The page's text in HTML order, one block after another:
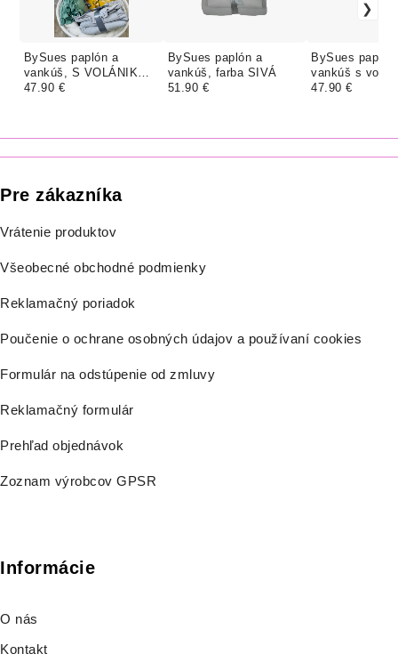
BySues paplón a
vankúš, S VOLÁNIKOM
- Mušelín
47.90 €
BySues paplón a
vankúš, farba SIVÁ
51.90 €
BySues paplón
vankúš s
MACKO S
47.90 €
Pre zákazníka
Vrátenie produktov
Všeobecné obchodné podmienky
Reklamačný poriadok
Poučenie o ochrane osobných údajov a používaní cookies
Formulár na odstúpenie od zmluvy
Reklamačný formulár
Prehľad objednávok
Zoznam výrobcov GPSR
Informácie
O nás
Kontakt